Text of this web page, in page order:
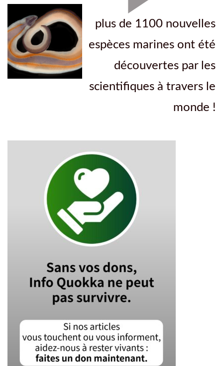
plus de 1100 nouvelles
espèces marines ont été
découvertes par les
scientifiques à travers le
monde !